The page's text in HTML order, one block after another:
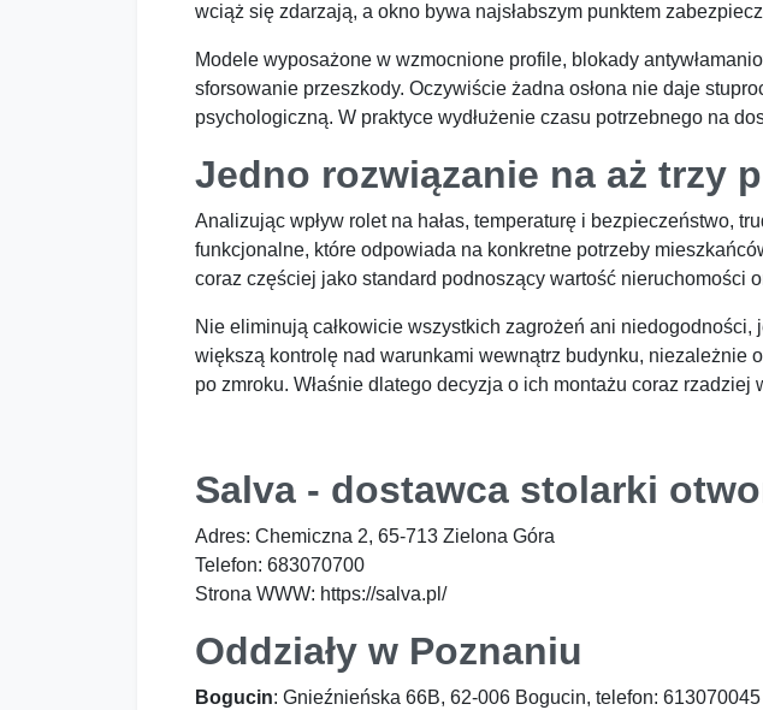
wciąż się zdarzają, a okno bywa najsłabszym punktem
Modele wyposażone w wzmocnione profile, blokady
sforsowanie przeszkody. Oczywiście żadna osłona nie daje
psychologiczną. W praktyce wydłużenie czasu potrzebnego na
Jedno rozwiązanie na aż trzy
Analizując wpływ rolet na hałas, temperaturę i bezpieczeństwo,
funkcjonalne, które odpowiada na konkretne potrzeby
coraz częściej jako standard podnoszący wartość nieruchomości
Nie eliminują całkowicie wszystkich zagrożeń ani
większą kontrolę nad warunkami wewnątrz budynku, niezależnie
po zmroku. Właśnie dlatego decyzja o ich montażu coraz
Salva - dostawca stolarki
Adres: Chemiczna 2, 65-713 Zielona Góra
Telefon: 683070700
Strona WWW: https://salva.pl/
Oddziały w Poznaniu
Bogucin: Gnieźnieńska 66B, 62-006 Bogucin, telefon: 613070045